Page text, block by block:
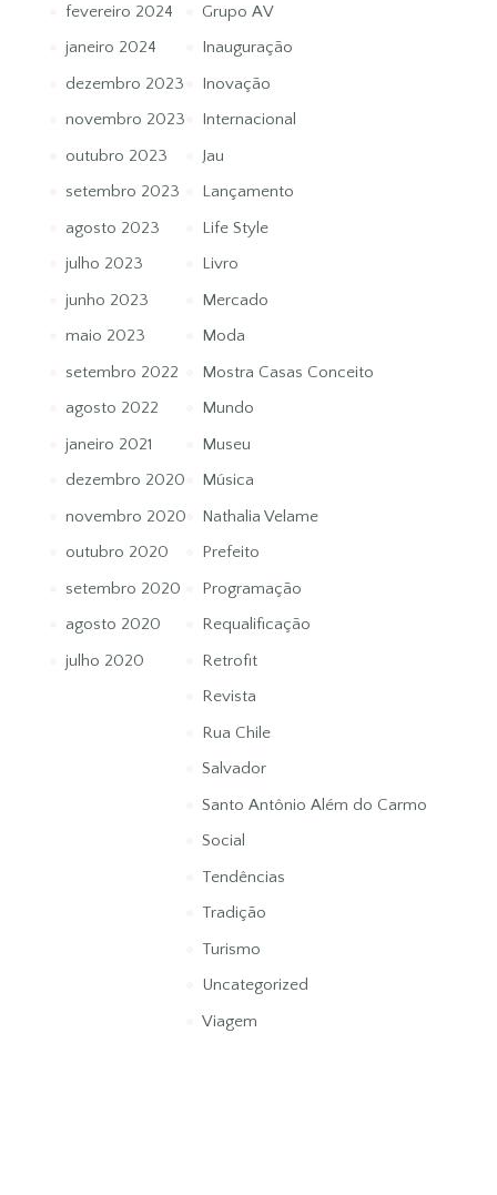
fevereiro 2024
janeiro 2024
dezembro 2023
novembro 2023
outubro 2023
setembro 2023
agosto 2023
julho 2023
junho 2023
maio 2023
setembro 2022
agosto 2022
janeiro 2021
dezembro 2020
novembro 2020
outubro 2020
setembro 2020
agosto 2020
julho 2020
Grupo AV
Inauguração
Inovação
Internacional
Jau
Lançamento
Life Style
Livro
Mercado
Moda
Mostra Casas Conceito
Mundo
Museu
Música
Nathalia Velame
Prefeito
Programação
Requalificação
Retrofit
Revista
Rua Chile
Salvador
Santo Antônio Além do Carmo
Social
Tendências
Tradição
Turismo
Uncategorized
Viagem